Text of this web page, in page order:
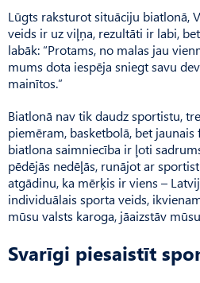
Lūgts raksturot situāciju biatlonā,
veids ir uz viļņa, rezultāti ir labi,
labāk: “Protams, no malas jau
mums dota iespēja sniegt savu
mainītos.”
Biatlonā nav tik daudz sportistu,
piemēram, basketbolā, bet jaunais
biatlona saimniecība ir ļoti
pēdējās nedēļās, runājot ar
atgādinu, ka mērķis ir viens –
individuālais sporta veids,
mūsu valsts karoga, jāaizstāv
Svarīgi piesaistīt